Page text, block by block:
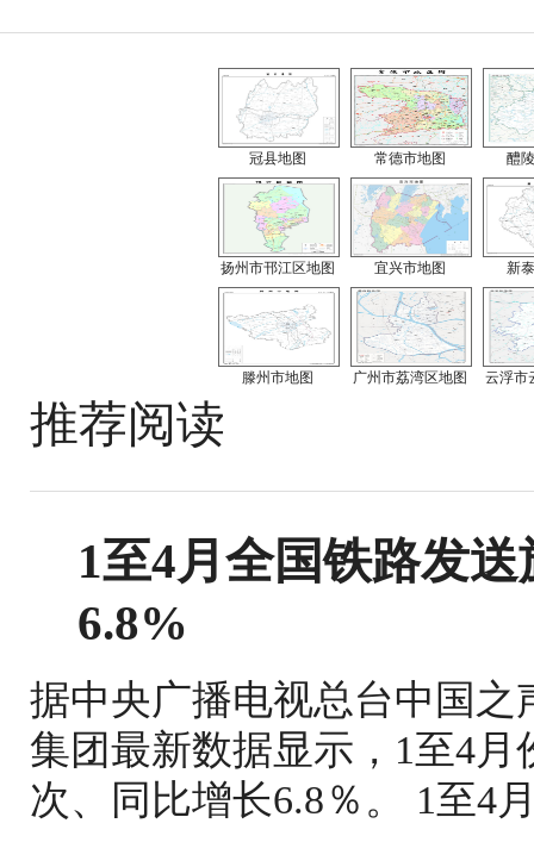
冠县地图 常德市地图 醴
扬州市邗江区地图 宜兴市地图 新
滕州市地图 广州市荔湾区地图 云浮市
推荐阅读
1至4月全国铁路发
6.8%
据中央广播电视总台中国
集团最新数据显示，1至4月
次、同比增长6.8％。 1至4